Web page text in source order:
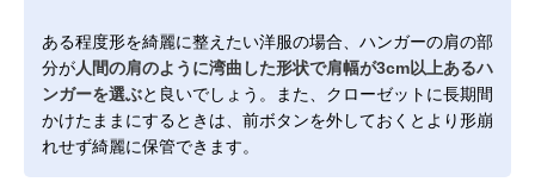
ある程度形を綺麗に整えたい洋服の場合、ハンガーの肩の部
分が人間の肩のように湾曲した形状で肩幅が3cm以上あるハ
ンガーを選ぶと良いでしょう。また、クローゼットに長期間
かけたままにするときは、前ボタンを外しておくとより形崩
れせず綺麗に保管できます。